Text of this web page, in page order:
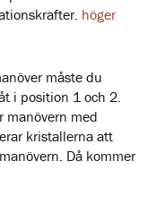
höger
måste du
i position 1 och 2.
manövern med
kristallerna att
Då kommer